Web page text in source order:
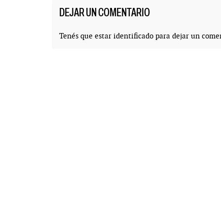
DEJAR UN COMENTARIO
Tenés que estar identificadopara dejar un